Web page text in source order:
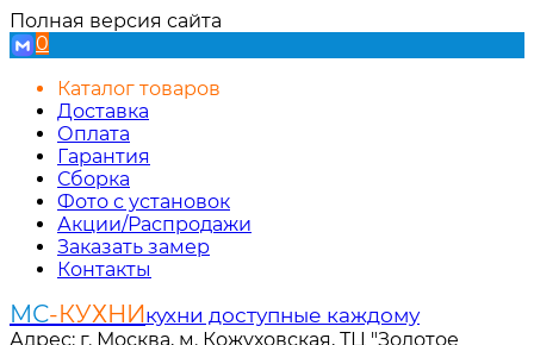
Полная версия сайта
0
Каталог товаров
Доставка
Оплата
Гарантия
Сборка
Фото с установок
Акции/Распродажи
Заказать замер
Контакты
МС-КУХНИкухни доступные каждому
Адрес: г. Москва, м. Кожуховская, ТЦ "Золотое